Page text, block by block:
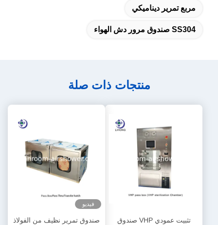
مربع تمرير ديناميكي
SS304 صندوق مرور دش الهواء
منتجات ذات صلة
تثبيت عمودي VHP صندوق
فيديو
صندوق تمرير نظيف من الفولاذ